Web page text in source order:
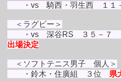
・vs 騎西・羽生西 １１
＜ラグビー＞
・vs 深谷RS ３５－７
出場決定
＜ソフトテニス男子 個人＞
・鈴木・住廣組 ３位 県